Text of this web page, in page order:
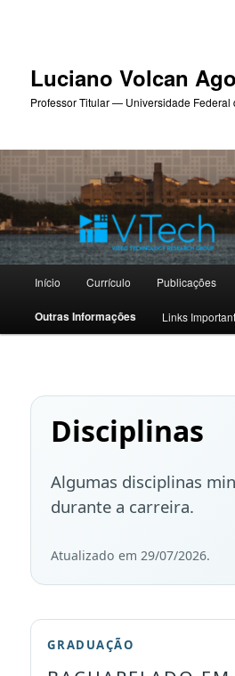
principalLuciano Volcan
Professor Titular — Universidade Federal
principal
Início Currículo Publicações
Outras Informações Links
Disciplinas
Algumas disciplinas
durante a carreira.
Atualizado em 29/07/2026.
GRADUAÇÃO